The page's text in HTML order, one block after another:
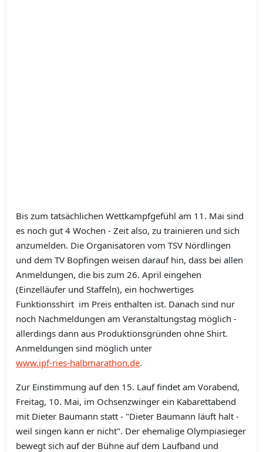
Bis zum tatsächlichen Wettkampfgefühl am 11. Mai sind
es noch gut 4 Wochen - Zeit also, zu trainieren und sich
anzumelden. Die Organisatoren vom TSV Nördlingen
und dem TV Bopfingen weisen darauf hin, dass bei allen
Anmeldungen, die bis zum 26. April eingehen
(Einzelläufer und Staffeln), ein hochwertiges
Funktionsshirt im Preis enthalten ist. Danach sind nur
noch Nachmeldungen am Veranstaltungstag möglich -
allerdings dann aus Produktionsgründen ohne Shirt.
Anmeldungen sind möglich unter
www.ipf-ries-halbmarathon.de.
Zur Einstimmung auf den 15. Lauf findet am Vorabend,
Freitag, 10. Mai, im Ochsenzwinger ein Kabarettabend
mit Dieter Baumann statt - "Dieter Baumann läuft halt -
weil singen kann er nicht". Der ehemalige Olympiasieger
bewegt sich auf der Bühne auf dem Laufband und